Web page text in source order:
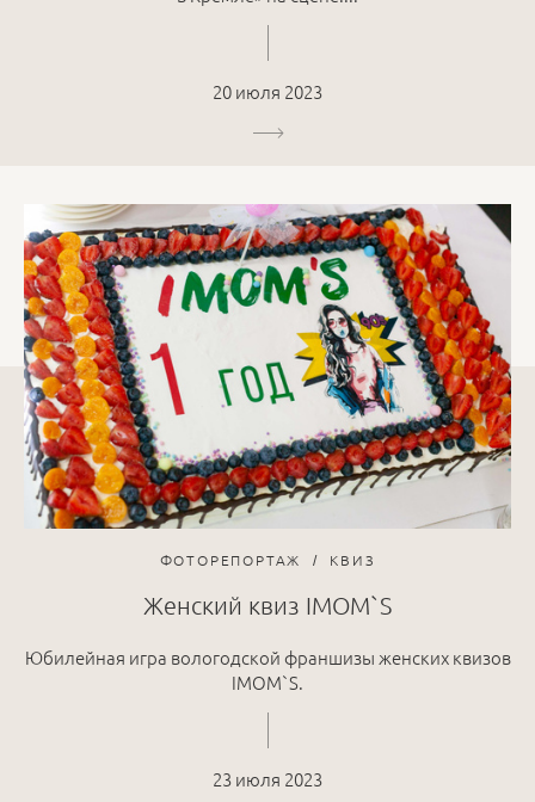
20 июля 2023
ФОТОРЕПОРТАЖ КВИЗ
Женский квиз IMOM`S
Юбилейная игра вологодской франшизы женских квизов
IMOM`S.
23 июля 2023